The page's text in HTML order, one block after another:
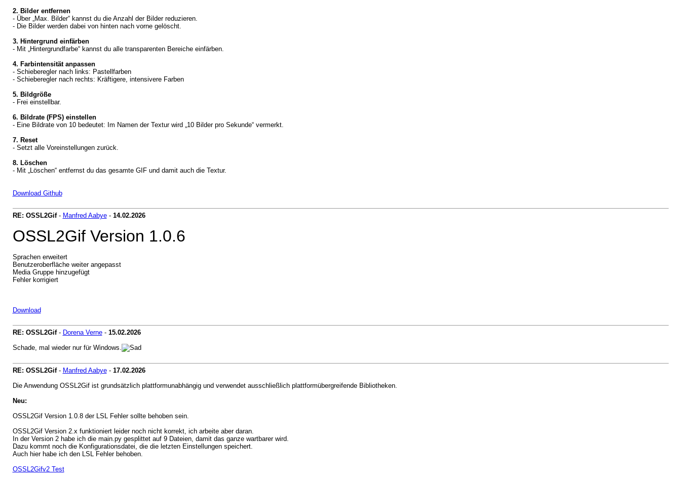
2. Bilder entfernen
- Über „Max. Bilder“ kannst du die Anzahl der Bilder reduzieren.
- Die Bilder werden dabei von hinten nach vorne gelöscht.
3. Hintergrund einfärben
- Mit „Hintergrundfarbe“ kannst du alle transparenten Bereiche einfärben.
4. Farbintensität anpassen
- Schieberegler nach links: Pastellfarben
- Schieberegler nach rechts: Kräftigere, intensivere Farben
5. Bildgröße
- Frei einstellbar.
6. Bildrate (FPS) einstellen
- Eine Bildrate von 10 bedeutet: Im Namen der Textur wird „10 Bilder pro Sekunde“ vermerkt.
7. Reset
- Setzt alle Voreinstellungen zurück.
8. Löschen
- Mit „Löschen“ entfernst du das gesamte GIF und damit auch die Textur.
Download Github
RE: OSSL2Gif- Manfred Aabye- 14.02.2026
OSSL2Gif Version 1.0.6
Sprachen erweitert
Benutzeroberfläche weiter angepasst
Media Gruppe hinzugefügt
Fehler korrigiert
Download
RE: OSSL2Gif- Dorena Verne- 15.02.2026
Schade, mal wieder nur für Windows.
RE: OSSL2Gif- Manfred Aabye- 17.02.2026
Die Anwendung OSSL2Gif ist grundsätzlich plattformunabhängig und verwendet ausschließlich plattformübergreifende Bibliotheken.
Neu:
OSSL2Gif Version 1.0.8 der LSL Fehler sollte behoben sein.
OSSL2Gif Version 2.x funktioniert leider noch nicht korrekt, ich arbeite aber daran.
In der Version 2 habe ich die main.py gesplittet auf 9 Dateien, damit das ganze wartbarer wird.
Dazu kommt noch die Konfigurationsdatei, die die letzten Einstellungen speichert.
Auch hier habe ich den LSL Fehler behoben.
OSSL2Gifv2 Test